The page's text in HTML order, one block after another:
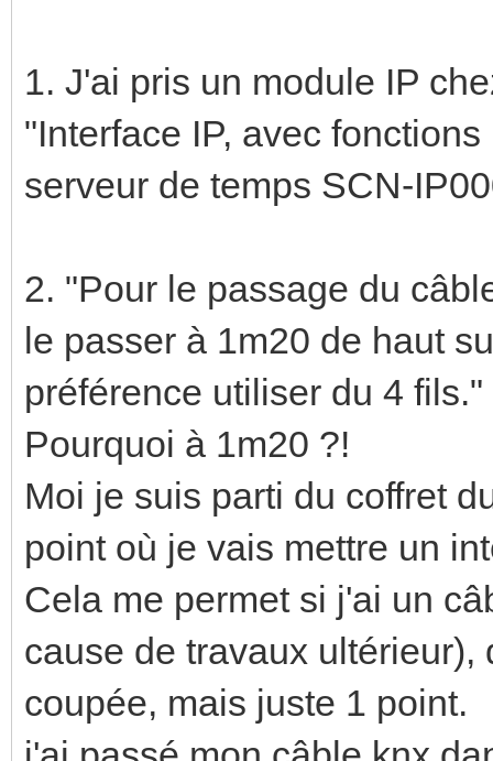
1. J'ai pris un module IP
"Interface IP, avec
serveur de temps SCN-
2. "Pour le passage du
le passer à 1m20 de haut
préférence utiliser du 4 fils."
Pourquoi à 1m20 ?!
Moi je suis parti du coffret
point où je vais mettre un
Cela me permet si j'ai un
cause de travaux
coupée, mais juste 1 point.